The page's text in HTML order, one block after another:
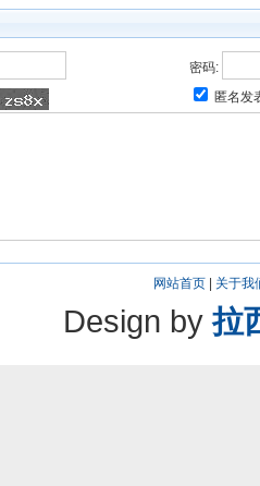
密码:
匿名发
网站首页| 关于我
Design by拉